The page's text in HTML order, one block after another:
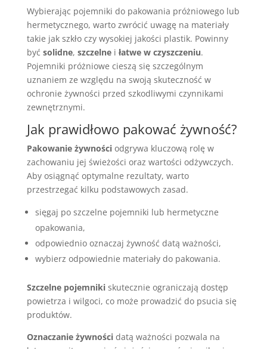
Wybierając pojemniki do pakowania próżniowego lub
hermetycznego, warto zwrócić uwagę na materiały
takie jak szkło czy wysokiej jakości plastik. Powinny
być solidne, szczelnei łatwe w czyszczeniu.
Pojemniki próżniowe cieszą się szczególnym
uznaniem ze względu na swoją skuteczność w
ochronie żywności przed szkodliwymi czynnikami
zewnętrznymi.
Jak prawidłowo pakować żywność?
Pakowanie żywnościodgrywa kluczową rolę w
zachowaniu jej świeżości oraz wartości odżywczych.
Aby osiągnąć optymalne rezultaty, warto
przestrzegać kilku podstawowych zasad.
sięgaj po szczelne pojemniki lub hermetyczne
opakowania,
odpowiednio oznaczaj żywność datą ważności,
wybierz odpowiednie materiały do pakowania.
Szczelne pojemnikiskutecznie ograniczają dostęp
powietrza i wilgoci, co może prowadzić do psucia się
produktów.
Oznaczanie żywnościdatą ważności pozwala na